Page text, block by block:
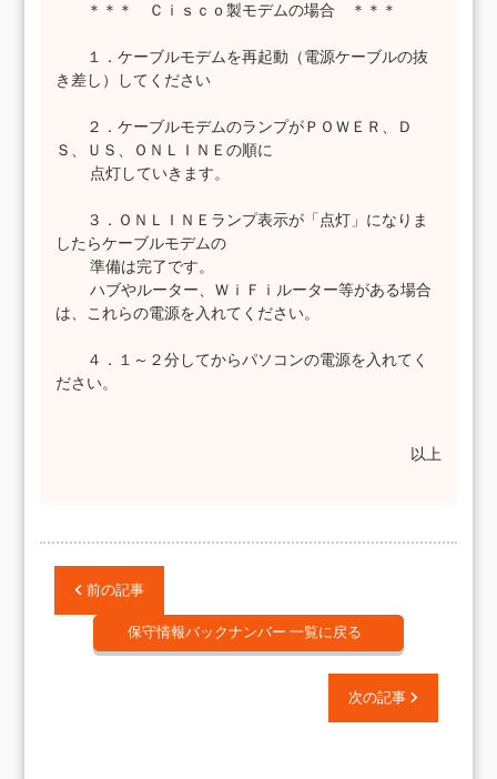
＊＊＊ Ｃｉｓｃｏ製モデムの場合 ＊＊＊
１．ケーブルモデムを再起動（電源ケーブルの抜
き差し）してください
２．ケーブルモデムのランプがＰＯＷＥＲ、Ｄ
Ｓ、ＵＳ、ＯＮＬＩＮＥの順に
点灯していきます。
３．ＯＮＬＩＮＥランプ表示が「点灯」になりま
したらケーブルモデムの
準備は完了です。
ハブやルーター、ＷｉＦｉルーター等がある場合
は、これらの電源を入れてください。
４．１～２分してからパソコンの電源を入れてく
ださい。
以上
前の記事
保守情報バックナンバー 一覧に戻る
次の記事